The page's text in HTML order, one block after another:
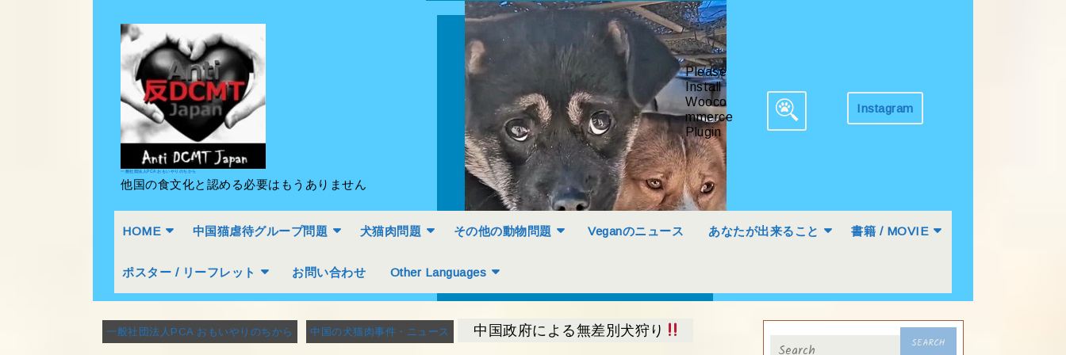
content
content
一般社団法人PCA おもいやりのちから
他国の食文化と認める必要はもうありません
Please
Install
Wooco
mmerce
Plugin
Search
InstagramGet
HOME 中国猫虐待グループ問題 犬猫肉問題 その他の動物問題 Veganのニュース あなたが出来ること 書籍 / MOVIE
ポスター / リーフレット お問い合わせ Other Languages
一般社団法人PCA おもいやりのちから 中国の犬猫肉事件・ニュース 中国政府による無差別犬狩り